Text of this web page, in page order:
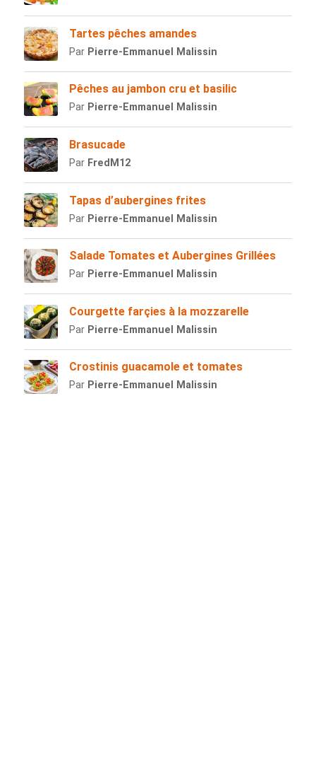
Tartes pêches amandes
Par Pierre-Emmanuel Malissin
Pêches au jambon cru et basilic
Par Pierre-Emmanuel Malissin
Brasucade
Par FredM12
Tapas d’aubergines frites
Par Pierre-Emmanuel Malissin
Salade Tomates et Aubergines Grillées
Par Pierre-Emmanuel Malissin
Courgette farçies à la mozzarelle
Par Pierre-Emmanuel Malissin
Crostinis guacamole et tomates
Par Pierre-Emmanuel Malissin